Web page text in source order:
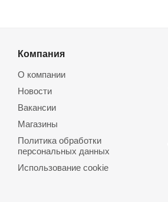
Компания
О компании
Новости
Вакансии
Магазины
Политика обработки
персональных данных
Использование cookie